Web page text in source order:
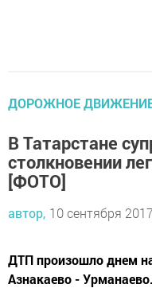
ДОРОЖНОЕ
В Татарстане
столкновении
[ФОТО]
автор, 10 сентября
ДТП произошло днем
Азнакаево -